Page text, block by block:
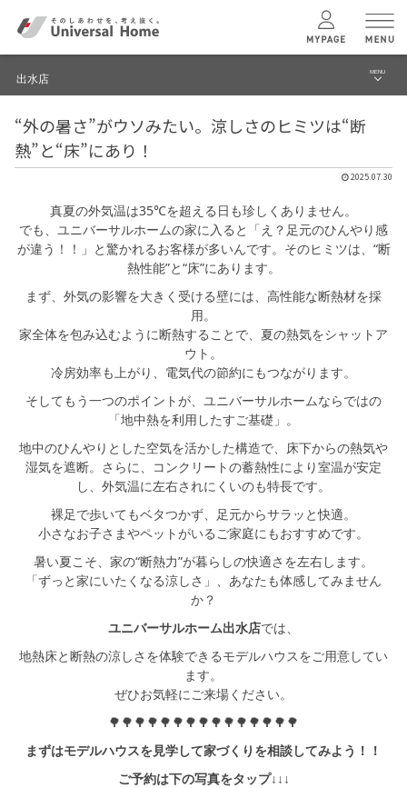
ユニバーサル ホームの特長
テクノロジー
建築実例
検索・見学予約
シミュレーション
キャンペーン・ コラボ情報
家づくりの知識
企業情報
お問い合わせ
出水店 MENU
ブログ
建築実例・事例
イベント
モデルハウス見学予約
“外の暑さ”がウソみたい。涼しさのヒミツは“断
熱”と“床”にあり！
2025.07.30
真夏の外気温は35℃を超える日も珍しくありません。
でも、ユニバーサルホームの家に入ると「え？足元のひんやり感
が違う！！」と驚かれるお客様が多いんです。そのヒミツは、“断
熱性能”と“床”にあります。
まず、外気の影響を大きく受ける壁には、高性能な断熱材を採
用。
家全体を包み込むように断熱することで、夏の熱気をシャットア
ウト。
冷房効率も上がり、電気代の節約にもつながります。
そしてもう一つのポイントが、ユニバーサルホームならではの
「地中熱を利用したすご基礎」。
地中のひんやりとした空気を活かした構造で、床下からの熱気や
湿気を遮断。さらに、コンクリートの蓄熱性により室温が安定
し、外気温に左右されにくいのも特長です。
裸足で歩いてもベタつかず、足元からサラッと快適。
小さなお子さまやペットがいるご家庭にもおすすめです。
暑い夏こそ、家の“断熱力”が暮らしの快適さを左右します。
「ずっと家にいたくなる涼しさ」、あなたも体感してみません
か？
ユニバーサルホーム出水店では、
地熱床と断熱の涼しさを体験できるモデルハウスをご用意してい
ます。
ぜひお気軽にご来場ください。
🌳🌳🌳🌳🌳🌳🌳🌳🌳🌳🌳🌳🌳🌳🌳
まずはモデルハウスを見学して家づくりを相談してみよう！！
ご予約は下の写真をタップ↓↓↓